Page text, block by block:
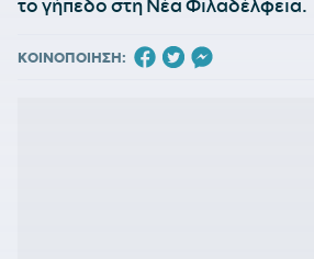
το γήπεδο στη Νέα Φιλαδέλφεια.
ΚΟΙΝΟΠΟΙΗΣΗ: